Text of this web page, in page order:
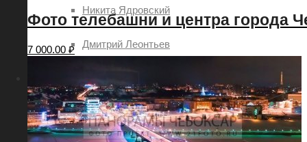
Никита Ядровский
Дмитрий Леонтьев
Заказ картин с видами городов
Фото телебашни и центра города
7 000.00 ₽